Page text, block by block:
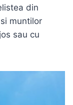
din
muntilor
sau cu